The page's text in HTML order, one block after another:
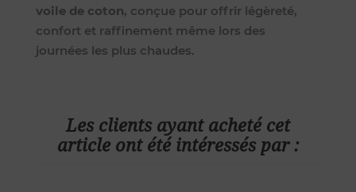
voile de coton, conçue pour offrir légèreté,
confort et raffinement même lors des
journées les plus chaudes.
Les clients ayant acheté cet
article ont été intéressés par :